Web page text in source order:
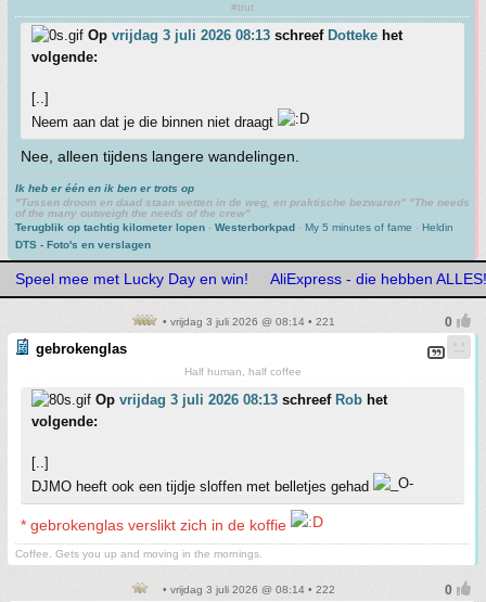
#trut
Op vrijdag 3 juli 2026 08:13 schreef Dotteke het
volgende:
[..]
Neem aan dat je die binnen niet draagt
Nee, alleen tijdens langere wandelingen.
Ik heb er één en ik ben er trots op
"Tussen droom en daad staan wetten in de weg, en praktische bezwaren" "The needs
of the many outweigh the needs of the crew"
Terugblik op tachtig kilometer lopen - Westerborkpad - My 5 minutes of fame - Heldin
DTS - Foto's en verslagen
Speel mee met Lucky Day en win! AliExpress - die hebben ALLES!
• vrijdag 3 juli 2026 @ 08:14 • 221
gebrokenglas
Half human, half coffee
Op vrijdag 3 juli 2026 08:13 schreef Rob het
volgende:
[..]
DJMO heeft ook een tijdje sloffen met belletjes gehad
* gebrokenglas verslikt zich in de koffie
Coffee. Gets you up and moving in the mornings.
• vrijdag 3 juli 2026 @ 08:14 • 222